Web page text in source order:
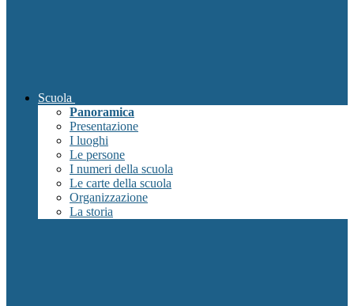
Scuola
Panoramica
Presentazione
I luoghi
Le persone
I numeri della scuola
Le carte della scuola
Organizzazione
La storia